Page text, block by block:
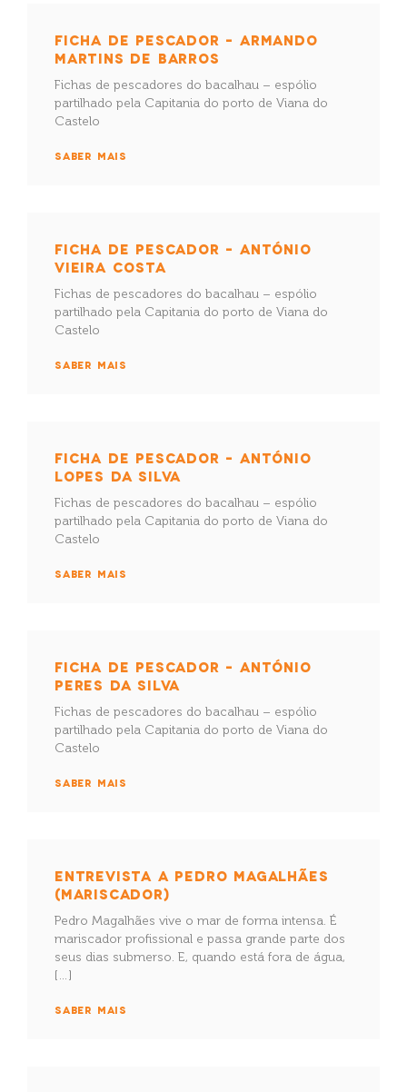
FICHA DE PESCADOR – ARMANDO
MARTINS DE BARROS
Fichas de pescadores do bacalhau – espólio
partilhado pela Capitania do porto de Viana do
Castelo
SABER MAIS
FICHA DE PESCADOR – ANTÓNIO
VIEIRA COSTA
Fichas de pescadores do bacalhau – espólio
partilhado pela Capitania do porto de Viana do
Castelo
SABER MAIS
FICHA DE PESCADOR – ANTÓNIO
LOPES DA SILVA
Fichas de pescadores do bacalhau – espólio
partilhado pela Capitania do porto de Viana do
Castelo
SABER MAIS
FICHA DE PESCADOR – ANTÓNIO
PERES DA SILVA
Fichas de pescadores do bacalhau – espólio
partilhado pela Capitania do porto de Viana do
Castelo
SABER MAIS
ENTREVISTA A PEDRO MAGALHÃES
(MARISCADOR)
Pedro Magalhães vive o mar de forma intensa. É
mariscador profissional e passa grande parte dos
seus dias submerso. E, quando está fora de água,
[…]
SABER MAIS